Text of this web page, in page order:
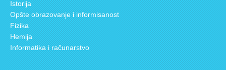
Istorija
Opšte obrazovanje i informisanost
Fizika
Hemija
Informatika i računarstvo